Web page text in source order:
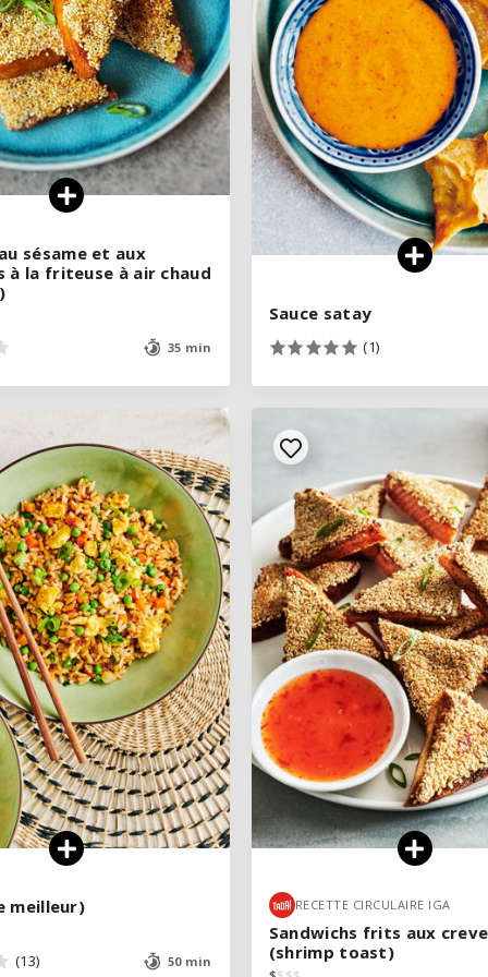
sésame et aux
à la friteuse à air chaud
35 min
sésame et aux
à la friteuse à air chaud
35 min
VOIR LA RECETTE
Sauce satay
(1)
Sauce satay
(1)
VOIR LA RECETTE
meilleur)
(13) 50 min
meilleur)
(13) 50 min
RECETTE CIRCULAIRE IGA
Sandwichs frits aux
(shrimp toast)
RECETTE CIRCULAIRE IGA
Sandwichs frits aux
(shrimp toast)